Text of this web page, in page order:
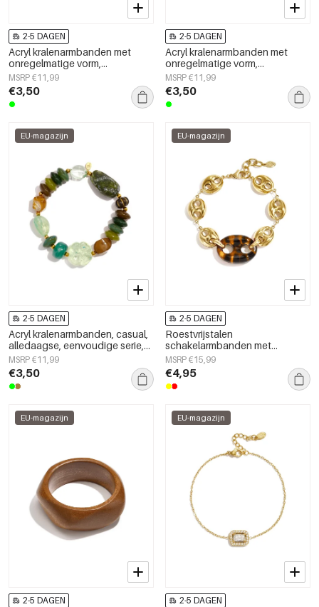
2-5 DAGEN
Acryl kralenarmbanden met
onregelmatige vorm,
eenvoudige, alledaagse serie,
damessieraden
MSRP €11,99
€3,50
2-5 DAGEN
Acryl kralenarmbanden met
onregelmatige vorm,
eenvoudige, alledaagse serie,
damessieraden
MSRP €11,99
€3,50
EU-magazijn
2-5 DAGEN
Acryl kralenarmbanden, casual,
alledaagse, eenvoudige serie,
damessieraden
MSRP €11,99
€3,50
EU-magazijn
2-5 DAGEN
Roestvrijstalen
schakelarmbanden met
geometrische vormen,
eenvoudige, alledaagse serie,
damessieraden
MSRP €15,99
€4,95
EU-magazijn
2-5 DAGEN
EU-magazijn
2-5 DAGEN